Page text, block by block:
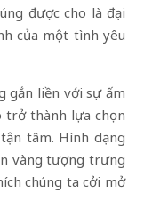
được cho là đại
của một tình yêu
gắn liền với sự ấm
trở thành lựa chọn
tâm. Hình dạng
vàng tượng trưng
chúng ta cởi mở